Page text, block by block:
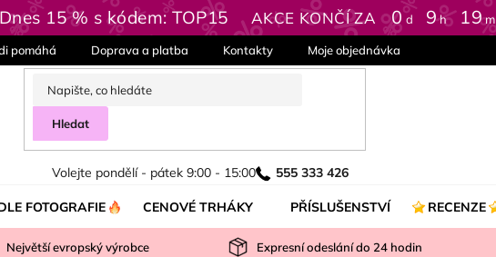
15 % s kódem: TOP15 AKCE KONČÍ ZA 0 d 9h : 19m
pomáhá Doprava a platba Kontakty Moje objednávka
Hledat
Volejte pondělí - pátek 9:00 - 15:00 555 333 426
FOTOGRAFIE CENOVÉ TRHÁKY PŘÍSLUŠENSTVÍ RECENZE
Největší evropský výrobce Expresní odeslání do 24hodin